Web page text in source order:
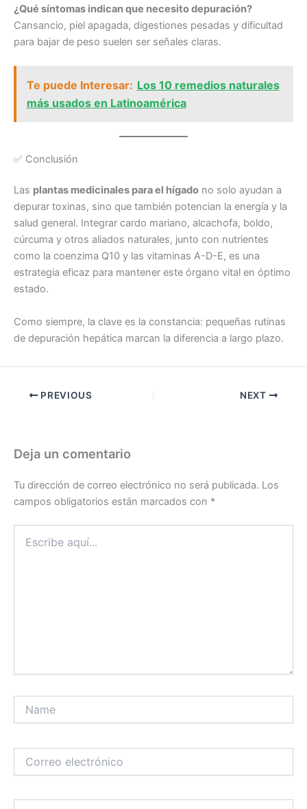
¿Qué síntomas indican que necesito depuración?
Cansancio, piel apagada, digestiones pesadas y dificultad
para bajar de peso suelen ser señales claras.
Te puede Interesar: Los 10 remedios naturales
más usados en Latinoamérica
✅ Conclusión
Las plantas medicinales para el hígado no solo ayudan a
depurar toxinas, sino que también potencian la energía y la
salud general. Integrar cardo mariano, alcachofa, boldo,
cúrcuma y otros aliados naturales, junto con nutrientes
como la coenzima Q10 y las vitaminas A-D-E, es una
estrategia eficaz para mantener este órgano vital en óptimo
estado.
Como siempre, la clave es la constancia: pequeñas rutinas
de depuración hepática marcan la diferencia a largo plazo.
PREVIOUS NEXT
Deja un comentario
Tu dirección de correo electrónico no será publicada. Los
campos obligatorios están marcados con *
aquí...
electrónico